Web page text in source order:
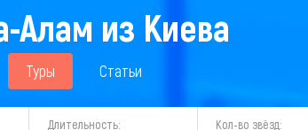
Алам из Киева
Туры Статьи
Длительность: Кол-во звёзд: